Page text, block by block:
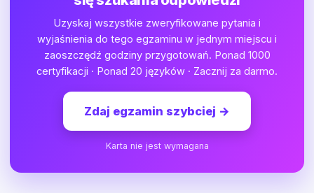
Uzyskaj wszystkie zweryfikowane pytania i
wyjaśnienia do tego egzaminu w jednym miejscu i
zaoszczędź godziny przygotowań. Ponad 1000
certyfikacji · Ponad 20 języków · Zacznij za darmo.
Zdaj egzamin szybciej →
Karta nie jest wymagana